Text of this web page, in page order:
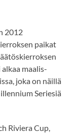
2012
paikat
maalis-
joka on näillä
Seriesiä
Riviera Cup,